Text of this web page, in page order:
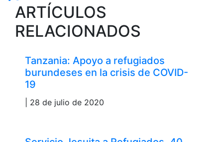
ARTÍCULOS
RELACIONADOS
Tanzania: Apoyo a refugiados
burundeses en la crisis de COVID-
19
| 28 de julio de 2020